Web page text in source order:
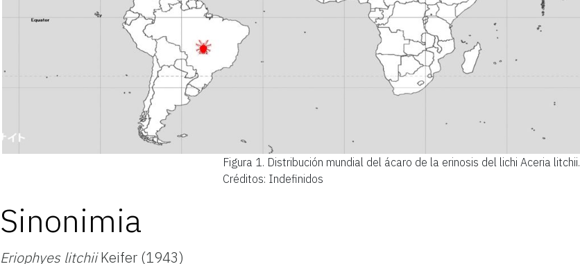
Figura 1. Distribución mundial del ácaro de la erinosis del lichi Aceria litchii.
Créditos: Indefinidos
Sinonimia
Eriophyes litchiiKeifer (1943)